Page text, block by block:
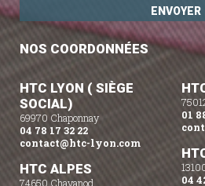
NOS COORDONNÉES
HTC LYON ( SIÈGE
SOCIAL)
69970 Chaponnay
04 78 17 32 22
contact@htc-lyon.com
HTC ALPES
74650 Chavanod
01
04